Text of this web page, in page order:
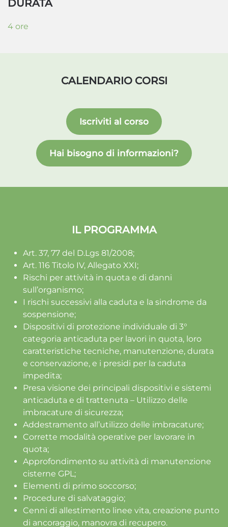
DURATA
4 ore
CALENDARIO CORSI
Iscriviti al corso
Hai bisogno di informazioni?
IL PROGRAMMA
Art. 37, 77 del D.Lgs 81/2008;
Art. 116 Titolo IV, Allegato XXI;
Rischi per attività in quota e di danni
sull’organismo;
I rischi successivi alla caduta e la sindrome da
sospensione;
Dispositivi di protezione individuale di 3°
categoria anticaduta per lavori in quota, loro
caratteristiche tecniche, manutenzione, durata
e conservazione, e i presidi per la caduta
impedita;
Presa visione dei principali dispositivi e sistemi
anticaduta e di trattenuta – Utilizzo delle
imbracature di sicurezza;
Addestramento all’utilizzo delle imbracature;
Corrette modalità operative per lavorare in
quota;
Approfondimento su attività di manutenzione
cisterne GPL;
Elementi di primo soccorso;
Procedure di salvataggio;
Cenni di allestimento linee vita, creazione punto
di ancoraggio, manovra di recupero.